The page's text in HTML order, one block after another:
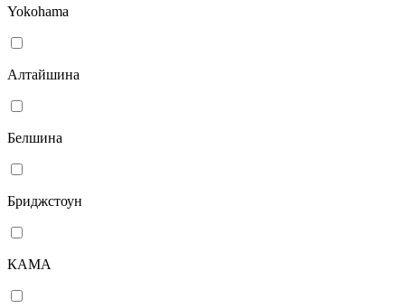
Yokohama
Алтайшина
Белшина
Бриджстоун
КАМА